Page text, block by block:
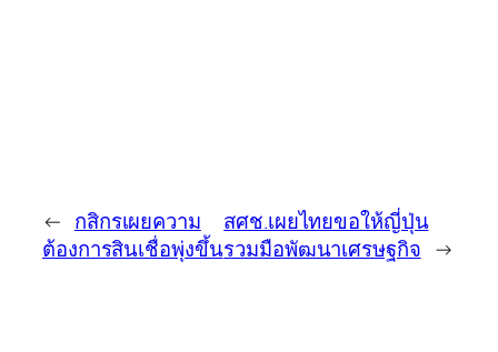
← กสิกรเผยความ
ต้องการสินเชื่อพุ่งขึ้น
สศช.เผยไทยขอให้ญี่ปุ่น
รวมมือพัฒนาเศรษฐกิจ →